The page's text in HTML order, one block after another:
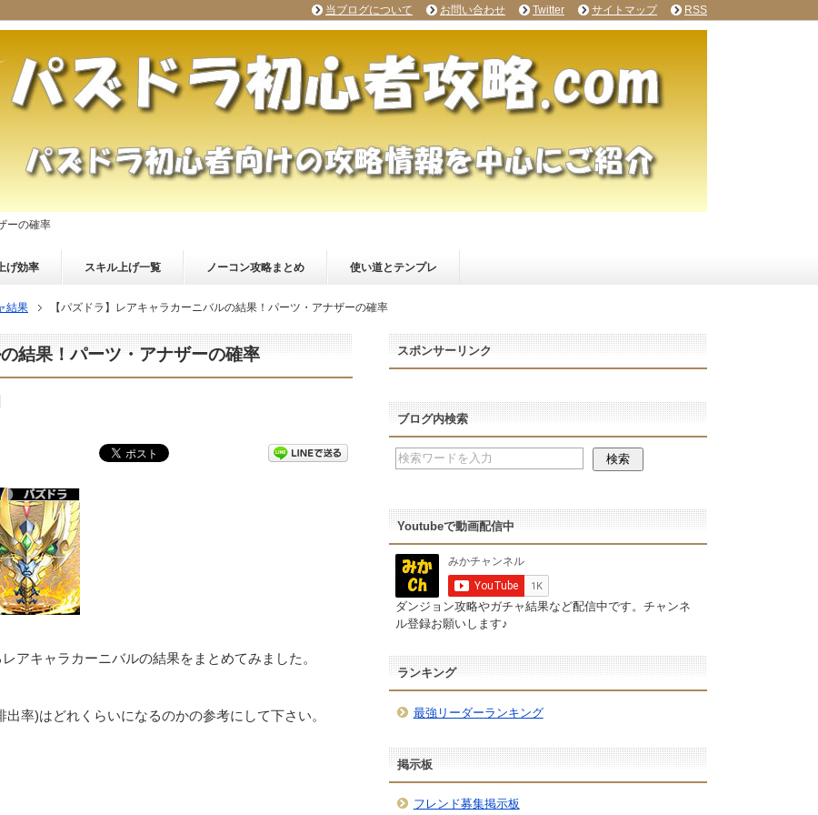
ーの確率
げ効率 スキル上げ一覧 ノーコン攻略まとめ 使い道とテンプレ
結果 【パズドラ】レアキャラカーニバルの結果！パーツ・アナザーの確率
結果！パーツ・アナザーの確率
アキャラカーニバルの結果をまとめてみました。
率)はどれくらいになるのかの参考にして下さい。
スポンサーリンク
ブログ内検索
Youtubeで動画配信中
ダンジョン攻略やガチャ結果など配信中です。チャンネ
ル登録お願いします♪
ランキング
最強リーダーランキング
掲示板
フレンド募集掲示板
当ブログについて お問い合わせ Twitter サイトマップ RSS